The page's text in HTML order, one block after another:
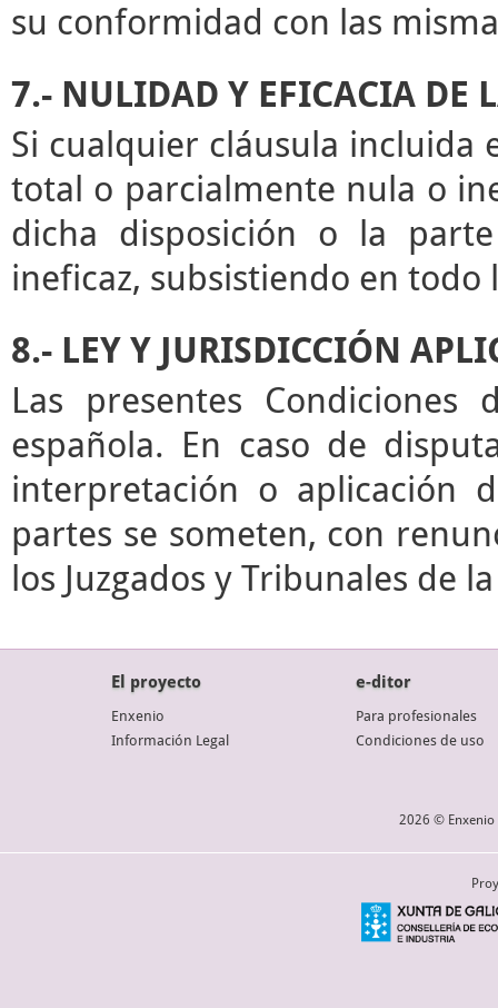
su conformidad con las
7.- NULIDAD Y EFICACIA DE
Si cualquier cláusula incluida
total o parcialmente nula o
dicha disposición o la
ineficaz, subsistiendo en todo
8.- LEY Y JURISDICCIÓN
Las presentes
española. En caso de
interpretación o aplicación
partes se someten, con
los Juzgados y Tribunales de
El proyecto
Enxenio
Información Legal
e-ditor
Para profesionales
Condiciones de uso
2026 © Enxenio